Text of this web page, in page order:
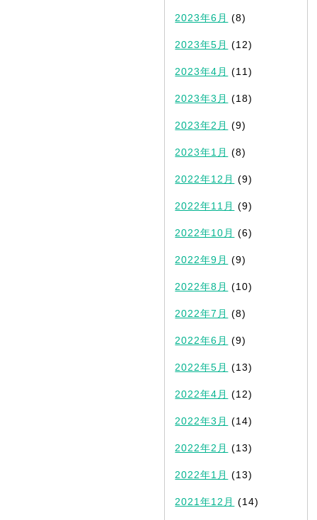
2023年6月 (8)
2023年5月 (12)
2023年4月 (11)
2023年3月 (18)
2023年2月 (9)
2023年1月 (8)
2022年12月 (9)
2022年11月 (9)
2022年10月 (6)
2022年9月 (9)
2022年8月 (10)
2022年7月 (8)
2022年6月 (9)
2022年5月 (13)
2022年4月 (12)
2022年3月 (14)
2022年2月 (13)
2022年1月 (13)
2021年12月 (14)